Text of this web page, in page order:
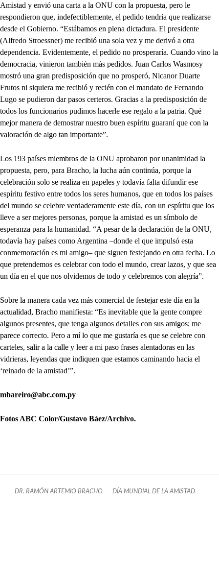
Amistad y envió una carta a la ONU con la propuesta, pero le
respondieron que, indefectiblemente, el pedido tendría que realizarse
desde el Gobierno. “Estábamos en plena dictadura. El presidente
(Alfredo Stroessner) me recibió una sola vez y me derivó a otra
dependencia. Evidentemente, el pedido no prosperaría. Cuando vino la
democracia, vinieron también más pedidos. Juan Carlos Wasmosy
mostró una gran predisposición que no prosperó, Nicanor Duarte
Frutos ni siquiera me recibió y recién con el mandato de Fernando
Lugo se pudieron dar pasos certeros. Gracias a la predisposición de
todos los funcionarios pudimos hacerle ese regalo a la patria. Qué
mejor manera de demostrar nuestro buen espíritu guaraní que con la
valoración de algo tan importante”.
Los 193 países miembros de la ONU aprobaron por unanimidad la
propuesta, pero, para Bracho, la lucha aún continúa, porque la
celebración solo se realiza en papeles y todavía falta difundir ese
espíritu festivo entre todos los seres humanos, que en todos los países
del mundo se celebre verdaderamente este día, con un espíritu que los
lleve a ser mejores personas, porque la amistad es un símbolo de
esperanza para la humanidad. “A pesar de la declaración de la ONU,
todavía hay países como Argentina –donde el que impulsó esta
conmemoración es mi amigo– que siguen festejando en otra fecha. Lo
que pretendemos es celebrar con todo el mundo, crear lazos, y que sea
un día en el que nos olvidemos de todo y celebremos con alegría”.
Sobre la manera cada vez más comercial de festejar este día en la
actualidad, Bracho manifiesta: “Es inevitable que la gente compre
algunos presentes, que tenga algunos detalles con sus amigos; me
parece correcto. Pero a mí lo que me gustaría es que se celebre con
carteles, salir a la calle y leer a mi paso frases alentadoras en las
vidrieras, leyendas que indiquen que estamos caminando hacia el
‘reinado de la amistad’”.
mbareiro@abc.com.py
Fotos ABC Color/Gustavo Báez/Archivo.
DR. RAMÓN ARTEMIO BRACHO DÍA MUNDIAL DE LA AMISTAD